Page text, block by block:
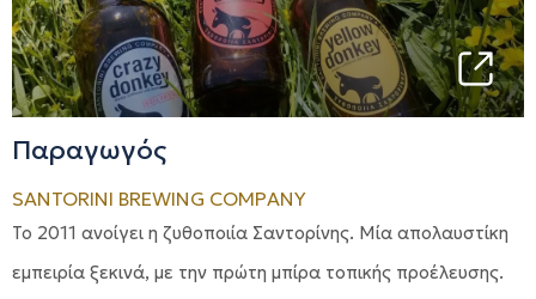
Παραγωγός
SANTORINI BREWING COMPANY
Το 2011 ανοίγει η ζυθοποιία Σαντορίνης. Μία απολαυστίκη
εμπειρία ξεκινά, με την πρώτη μπίρα τοπικής προέλευσης.